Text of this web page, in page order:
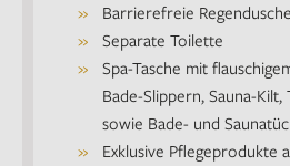
Barrierefreie Regendusche
Separate Toilette
Spa-Tasche mit
Bade-Slippern, Sauna-
sowie Bade- und
Exklusive Pflegeprodukte